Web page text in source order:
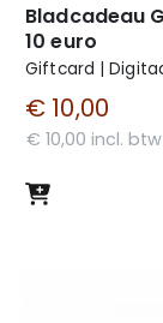
Bladcadeau
10 euro
Giftcard |
€ 10,00
€ 10,00 incl. btw